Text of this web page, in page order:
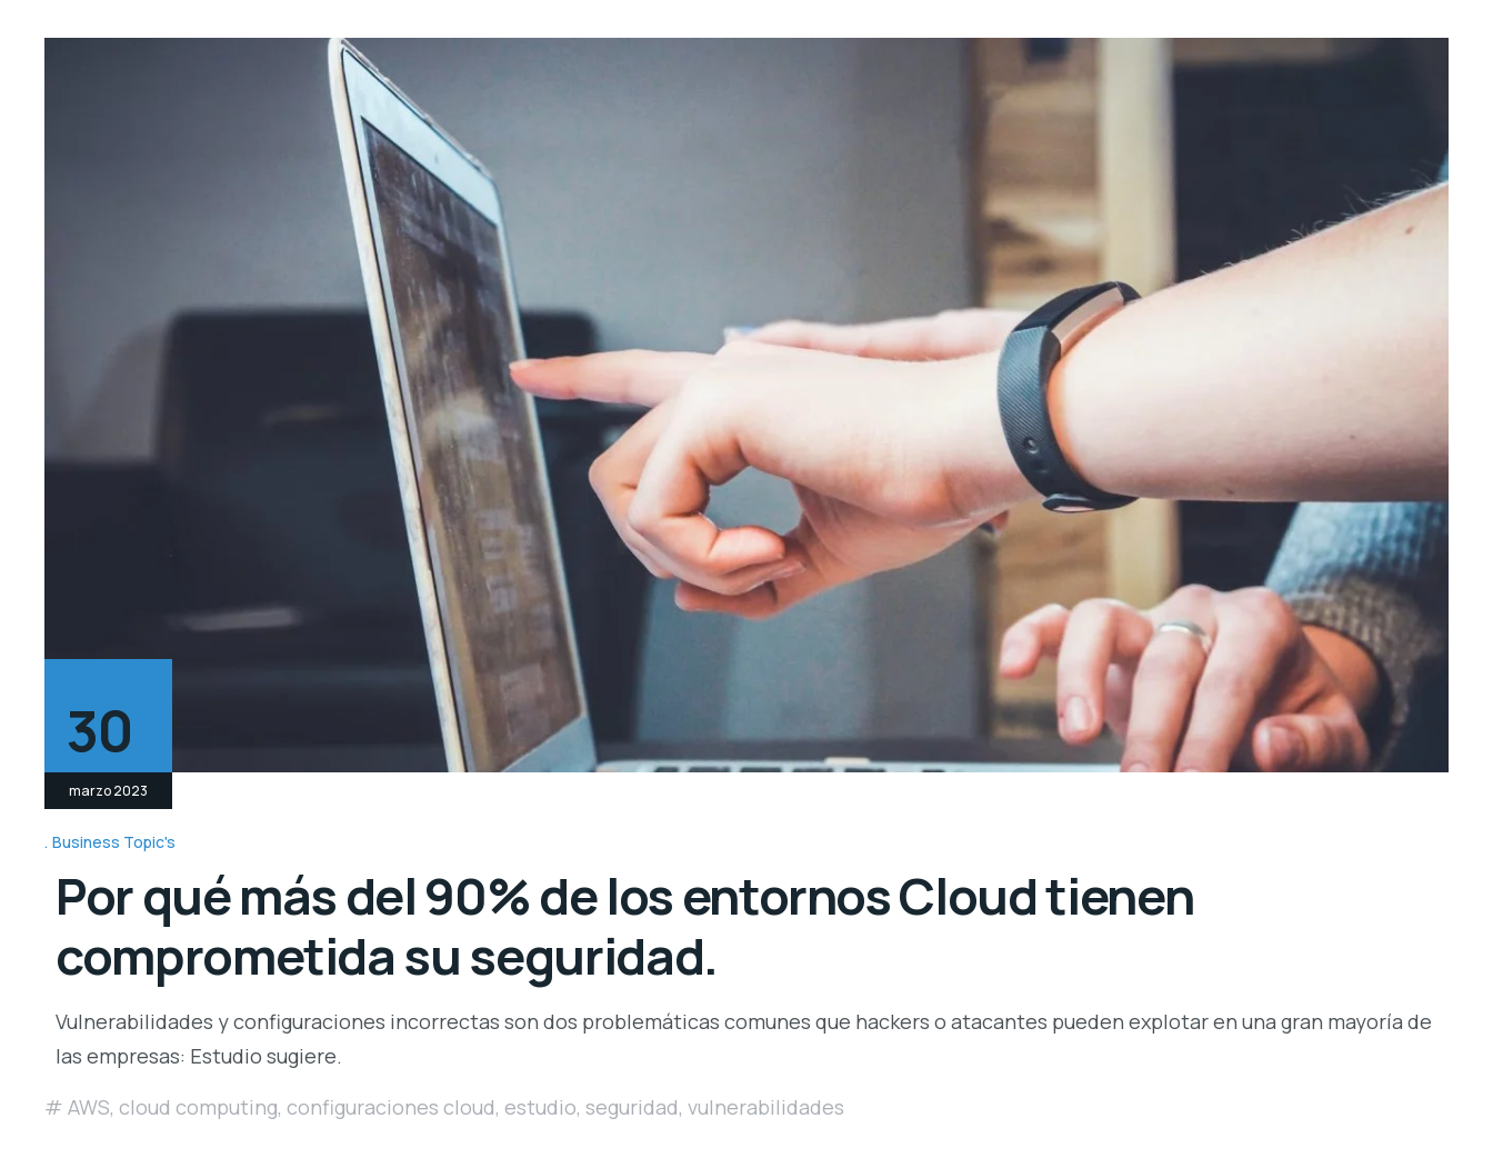
30
marzo 2023
Business Topic's
Por qué más del 90% de los entornos Cloud tienen
comprometida su seguridad.
Vulnerabilidades y configuraciones incorrectas son dos problemáticas comunes que hackers o atacantes pueden explotar en una gran mayoría de
las empresas: Estudio sugiere.
AWS, cloud computing, configuraciones cloud, estudio, seguridad, vulnerabilidades